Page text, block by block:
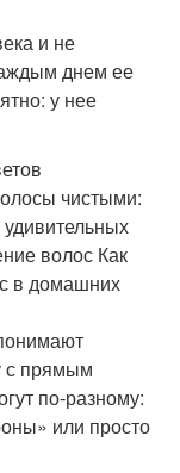
и не
днем ее
у нее
чистыми:
волос Как
в домашних
с прямым
по-разному:
или просто